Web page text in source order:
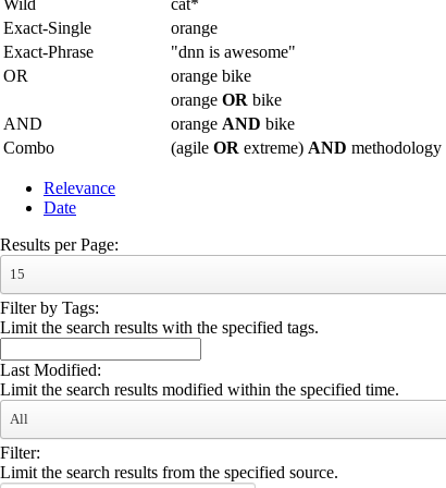
Wild
cat*
Exact-Single
orange
Exact-Phrase
"dnn is awesome"
OR
orange bike
orange OR bike
AND
orange AND bike
Combo
(agile OR extreme) AND methodology
Relevance
Date
Results per Page:
15
Filter by Tags:
Limit the search results with the specified tags.
Last Modified:
Limit the search results modified within the specified time.
All
Filter:
Limit the search results from the specified source.